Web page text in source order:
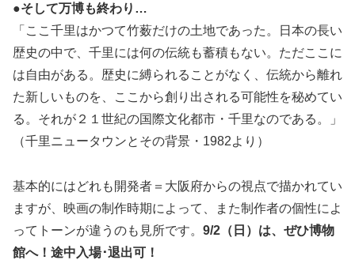
●そして万博も終わり…
「ここ千里はかつて竹薮だけの土地であった。日本の長い
歴史の中で、千里には何の伝統も蓄積もない。ただここに
は自由がある。歴史に縛られることがなく、伝統から離れ
た新しいものを、ここから創り出される可能性を秘めてい
る。それが２１世紀の国際文化都市・千里なのである。」
（千里ニュータウンとその背景・1982より）
基本的にはどれも開発者＝大阪府からの視点で描かれてい
ますが、映画の制作時期によって、また制作者の個性によ
ってトーンが違うのも見所です。 9/2（日）は、ぜひ博物
館へ！途中入場･退出可！